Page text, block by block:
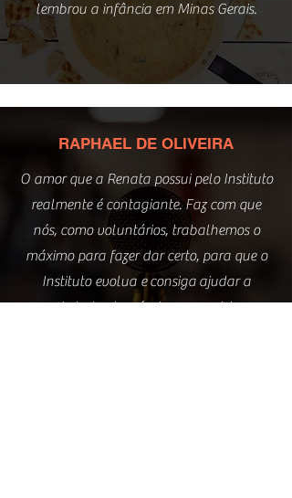
lembrou a infância em Minas Gerais.
RAPHAEL DE OLIVEIRA
O amor que a Renata possui pelo Instituto
realmente é contagiante. Faz com que
nós, como voluntários, trabalhemos o
máximo para fazer dar certo, para que o
Instituto evolua e consiga ajudar a
sociedade através de seus projetos.